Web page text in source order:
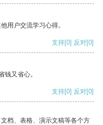
用户交流学习心得。
支持[0] 反对[0]
钱又省心。
支持[0] 反对[0]
档、表格、演示文稿等各个方